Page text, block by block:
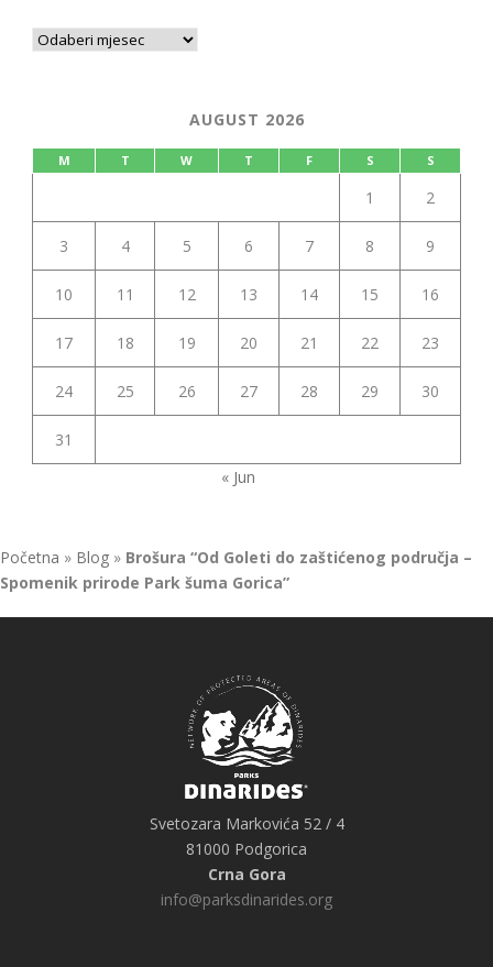
AUGUST 2026
M T W T F S S
1 2
3 4 5 6 7 8 9
10 11 12 13 14 15 16
17 18 19 20 21 22 23
24 25 26 27 28 29 30
31
« Jun
Početna » Blog » Brošura “Od Goleti do zaštićenog područja –
Spomenik prirode Park šuma Gorica”
Svetozara Markovića 52 / 4
81000 Podgorica
Crna Gora
info@parksdinarides.org